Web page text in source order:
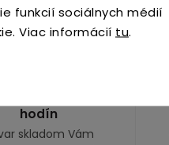
funkcií sociálnych médií
Viac informácií tu.
hodín
skladom Vám